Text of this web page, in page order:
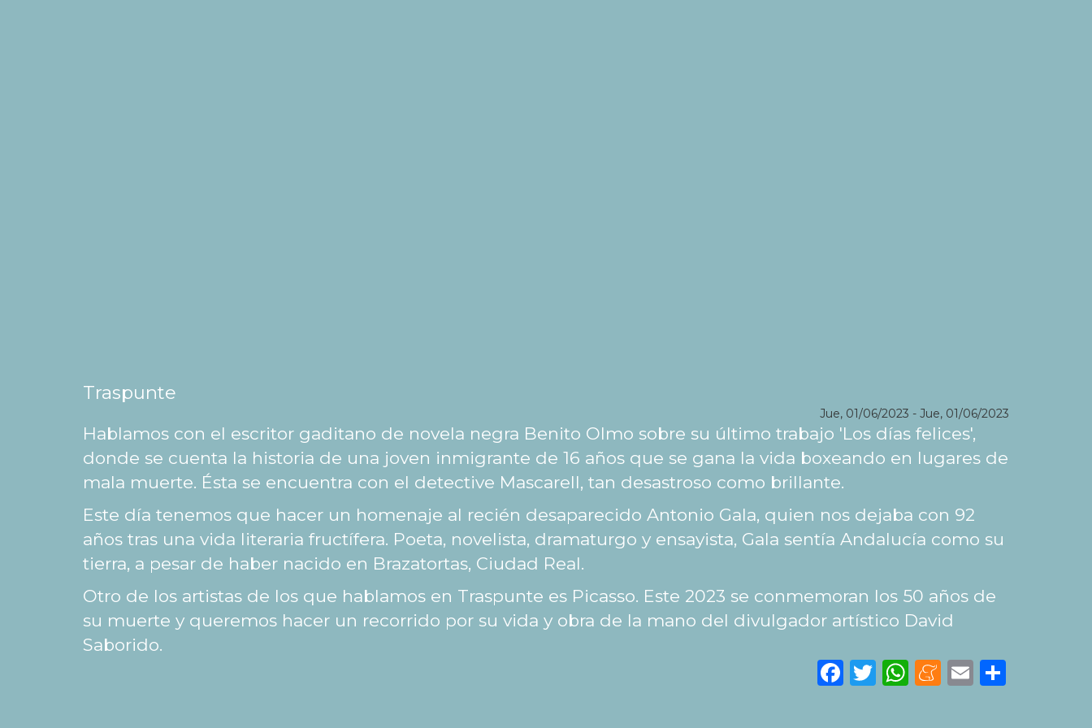
Traspunte
Jue, 01/06/2023 - Jue, 01/06/2023
Hablamos con el escritor gaditano de novela negra Benito Olmo sobre su último trabajo 'Los días felices',
donde se cuenta la historia de una joven inmigrante de 16 años que se gana la vida boxeando en lugares de
mala muerte. Ésta se encuentra con el detective Mascarell, tan desastroso como brillante.
Este día tenemos que hacer un homenaje al recién desaparecido Antonio Gala, quien nos dejaba con 92
años tras una vida literaria fructífera. Poeta, novelista, dramaturgo y ensayista, Gala sentía Andalucía como su
tierra, a pesar de haber nacido en Brazatortas, Ciudad Real.
Otro de los artistas de los que hablamos en Traspunte es Picasso. Este 2023 se conmemoran los 50 años de
su muerte y queremos hacer un recorrido por su vida y obra de la mano del divulgador artístico David
Saborido.
Facebook
Twitter
WhatsApp
Meneame
Email